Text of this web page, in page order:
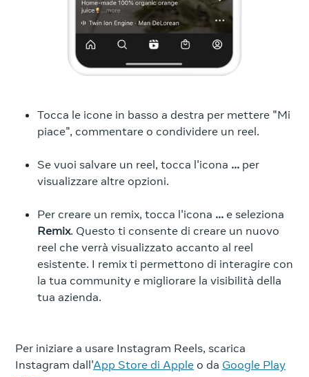
Tocca le icone in basso a destra per mettere "Mi
piace", commentare o condividere un reel.
Se vuoi salvare un reel, tocca l'icona ... per
visualizzare altre opzioni.
Per creare un remix, tocca l'icona ... e seleziona
Remix. Questo ti consente di creare un nuovo
reel che verrà visualizzato accanto al reel
esistente. I remix ti permettono di interagire con
la tua community e migliorare la visibilità della
tua azienda.
Per iniziare a usare Instagram Reels, scarica
Instagram dall'App Store di Apple o da Google Play